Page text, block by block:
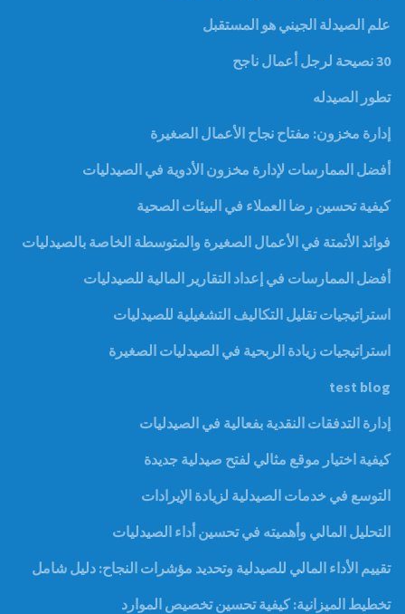
علم الصيدلة الجيني هو المستقبل
30 نصيحة لرجل أعمال ناجح
تطور الصيدله
إدارة مخزون: مفتاح نجاح الأعمال الصغيرة
أفضل الممارسات لإدارة مخزون الأدوية في الصيدليات
كيفية تحسين رضا العملاء في البيئات الصحية
فوائد الأتمتة في الأعمال الصغيرة والمتوسطة الخاصة بالصيدليات
أفضل الممارسات في إعداد التقارير المالية للصيدليات
استراتيجيات تقليل التكاليف التشغيلية للصيدليات
استراتيجيات زيادة الربحية في الصيدليات الصغيرة
test blog
إدارة التدفقات النقدية بفعالية في الصيدليات
كيفية اختيار موقع مثالي لفتح صيدلية جديدة
التوسع في خدمات الصيدلية لزيادة الإيرادات
التحليل المالي وأهميته في تحسين أداء الصيدليات
تقييم الأداء المالي للصيدلية وتحديد مؤشرات النجاح: دليل شامل
تخطيط الميزانية: كيفية تحسين تخصيص الموارد